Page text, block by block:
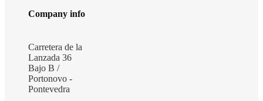
Company info
Carretera de la
Lanzada 36
Bajo B /
Portonovo -
Pontevedra